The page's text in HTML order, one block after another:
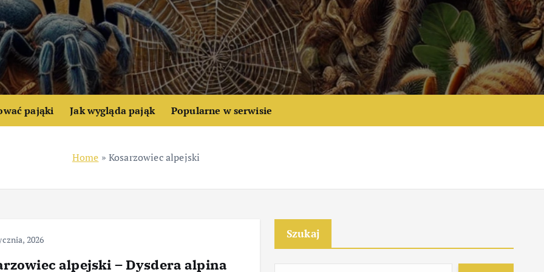
pająki Jak wygląda pająk Popularne w serwisie
Home » Kosarzowiec alpejski
2026
alpejski – Dysdera alpina
Szukaj